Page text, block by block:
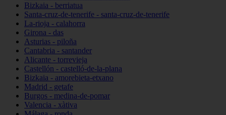
Bizkaia - berriatua
Santa-cruz-de-tenerife - santa-cruz-de-tenerife
La-rioja - calahorra
Girona - das
Asturias - piloña
Cantabria - santander
Alicante - torrevieja
Castellón - castelló-de-la-plana
Bizkaia - amorebieta-etxano
Madrid - getafe
Burgos - medina-de-pomar
Valencia - xàtiva